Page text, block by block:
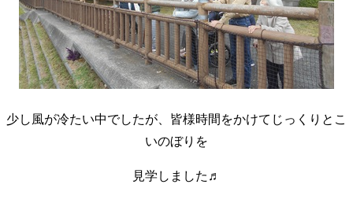
少し風が冷たい中でしたが、皆様時間をかけてじっくりとこ
いのぼりを
見学しました♬